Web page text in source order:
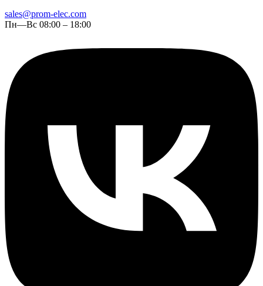
sales@prom-elec.com
Пн—Вс 08:00 – 18:00